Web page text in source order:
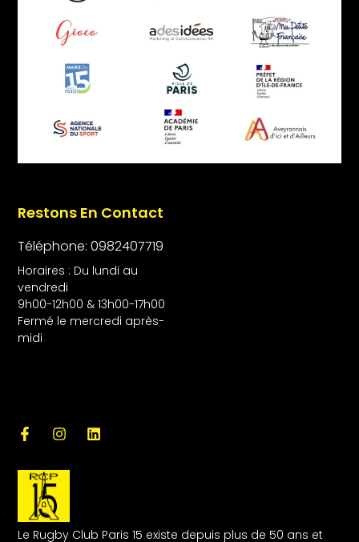
Le Rugby Club Paris 15 existe depuis plus de 50 ans et
Restons En Contact
Téléphone: 0982407719
Horaires : Du lundi au
vendredi
9h00-12h00 & 13h00-17h00
Fermé le mercredi après-
midi